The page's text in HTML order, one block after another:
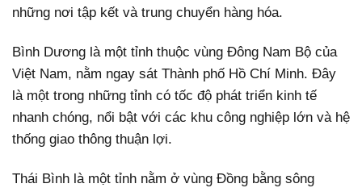
những nơi tập kết và trung chuyển hàng hóa.
Bình Dương là một tỉnh thuộc vùng Đông Nam Bộ của
Việt Nam, nằm ngay sát Thành phố Hồ Chí Minh. Đây
là một trong những tỉnh có tốc độ phát triển kinh tế
nhanh chóng, nổi bật với các khu công nghiệp lớn và hệ
thống giao thông thuận lợi.
Thái Bình là một tỉnh nằm ở vùng Đồng bằng sông